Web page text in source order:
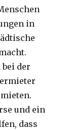
in
der
und ein
dass